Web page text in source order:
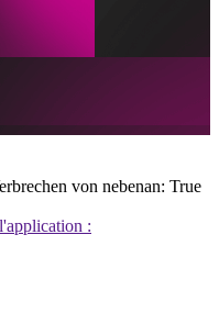
von nebenan: True
: